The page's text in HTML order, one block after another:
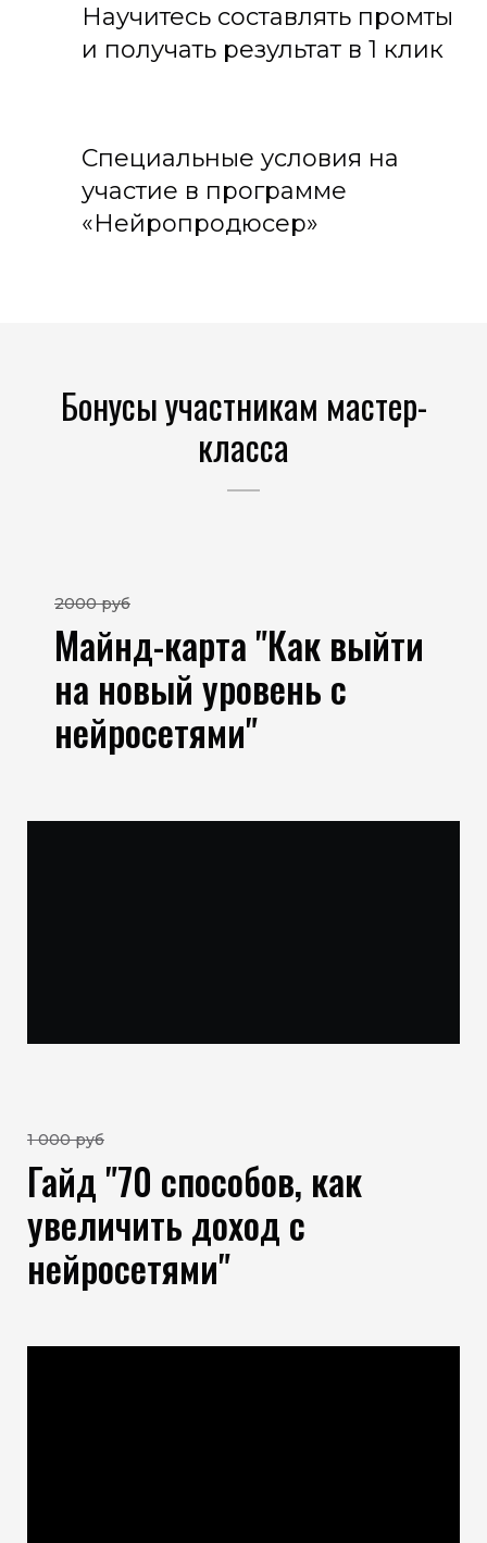
Научитесь составлять промты
и получать результат в 1 клик
Специальные условия на
участие в программе
«Нейропродюсер»
Бонусы участникам мастер-
класса
2000 руб
Майнд-карта "Как выйти
на новый уровень с
нейросетями"
1 000 руб
Гайд "70 способов, как
увеличить доход с
нейросетями"